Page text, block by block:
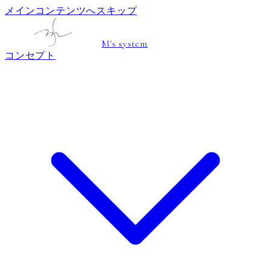
メインコンテンツへスキップ
M's system
コンセプト